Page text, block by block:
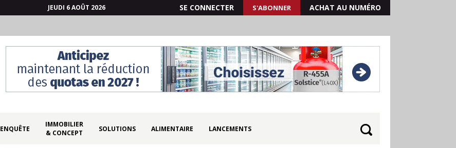
JEUDI 6 AOÛT 2026 SE CONNECTER S'ABONNER ACHAT AU NUMÉRO
ENQUÊTE
IMMOBILIER
& CONCEPT
SOLUTIONS ALIMENTAIRE LANCEMENTS